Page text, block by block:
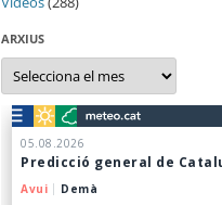
ARXIUS
Arxius